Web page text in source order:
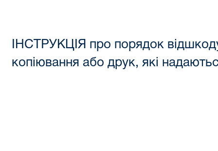
ІНСТРУКЦІЯ про порядок
копіювання або друк, які